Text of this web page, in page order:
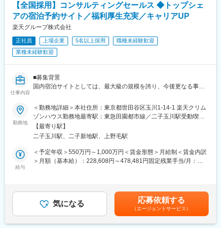
波駅、中百舌鳥駅、大阪駅、新大阪駅、北新地駅、大阪阿部野橋
駅、博多駅、天神駅、福岡空港駅(鉄道)、天神南駅、千早駅、西１
１丁目駅、札幌駅、西１８丁目駅、琴似駅(函館本線)、麻生駅、平
和駅、仙台駅、泉中央駅、あおば通駅、長町南駅、勾当台公園
駅、八戸駅、青森駅、盛岡駅、一ノ関駅、秋田駅、土崎駅、山形
駅、米沢駅、福島駅(福島県)、郡山駅(福島県)、さっぽろ駅、白石
駅(札幌市営)、新札幌駅、新千歳空港駅(鉄道)、北参道駅、青井
駅、浜松町駅、西日暮里駅(舎人ライナー)、大崎広小路駅、祐天寺
駅、江古田駅、二子新地駅、阿倍野駅(地下鉄)、鴫野駅、西中島南
方駅、丸の内駅(愛知県)、東別院駅、名鉄名古屋駅、新今宮駅前
もず駅、祇園駅(福岡県)、西鉄福岡駅、西鉄千早駅、西１５丁目
駅、新琴似駅、仙台駅(地下鉄)、広瀬通駅、曽根田駅、新さっぽろ
駅、竹橋駅、御成門駅、新桜台駅、梅田駅(地下鉄)、蒲生四丁目
駅、近鉄名古屋駅、天王寺駅前駅、動物園前駅、駅前駅、香椎宮
【全国採用】コンサルティングセールス ◆トップシェ
アの宿泊予約サイト／福利厚生充実／キャリアUP
楽天グループ株式会社
正社員 上場企業 5名以上採用
職種未経験歓迎
業種未経験歓迎
仕事内容
■募集背景
国内宿泊サイトとしては、最大級の規模を誇り、今後更なる事業
す。ご入社後のパフォーマンスによって将来的には営業グループ
のリーダー・マネージャー、もしくは他部署へのキャリアステッ
プにて事業の中核を担っていただける方の募集となります。営業
スキルを高めるだけではなく、チーム運営やマネジメント領域へ
も踏み込んでいきたい、そして事業の成長とともに自身のキャリ
アアップをしていきたい意欲のある方を求めています。
■業務内容
・宿泊施設様の現状把握（アクセス人数、予約率、予約単価、予
約経路等）
・数値分析・課題抽出を通じ宿泊施設様の課題解決に繋がるソリ
勤務地
＜勤務地詳細＞本社住所：東京都世田谷区玉川1-14-1 楽天クリム
ゾンハウス勤務地最寄駅：東急田園都市線／二子玉川駅受動喫煙
対策：屋内全面禁煙変更の範囲：会社の定める事業所（リモート
ワーク含む）
【最寄り駅】
二子玉川駅、二子新地駅、上野毛駅
給与
＜予定年収＞550万円～1,000万円＜賃金形態＞月給制＜賃金内訳
＞月額（基本給）：228,608円～478,481円固定残業手当/月：
上記はあくまで想定であり、ご経験、スキルに応じ決定させて頂
きます。■昇給年2回■賞与年2回■決算賞与有賃金はあくまでも目
安の金額であり、選考を通じて上下する可能性があります。月給
(月額)は固定手当を含めた表記です。
気になる 応募依頼する
（エージェントサービス）